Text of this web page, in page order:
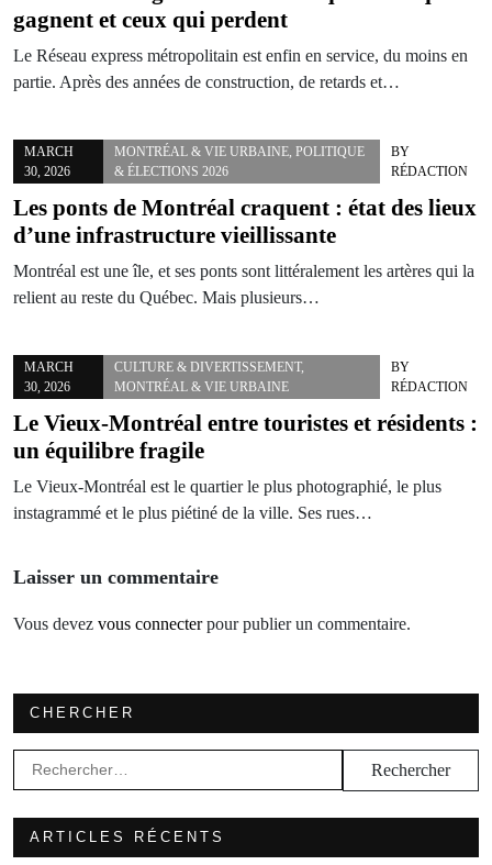
gagnent et ceux qui perdent
Le Réseau express métropolitain est enfin en service, du moins en
partie. Après des années de construction, de retards et…
MARCH
30, 2026
MONTRÉAL & VIE URBAINE ,POLITIQUE
& ÉLECTIONS 2026
BY
RÉDACTION
Les ponts de Montréal craquent : état des lieux
d’une infrastructure vieillissante
Montréal est une île, et ses ponts sont littéralement les artères qui la
relient au reste du Québec. Mais plusieurs…
MARCH
30, 2026
CULTURE & DIVERTISSEMENT,
MONTRÉAL & VIE URBAINE
BY
RÉDACTION
Le Vieux-Montréal entre touristes et résidents :
un équilibre fragile
Le Vieux-Montréal est le quartier le plus photographié, le plus
instagrammé et le plus piétiné de la ville. Ses rues…
Laisser un commentaire
Vous devez vous connecterpour publier un commentaire.
CHERCHER
Rechercher :
ARTICLES RÉCENTS